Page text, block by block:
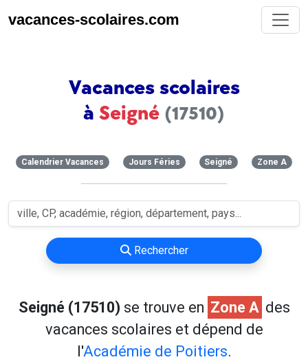
vacances-scolaires.com
Vacances scolaires
à Seigné (17510)
Calendrier Vacances Jours Féries Seigné Zone A
Rechercher
Seigné (17510) se trouve en Zone A des
vacances scolaires et dépend de
l'Académie de Poitiers.